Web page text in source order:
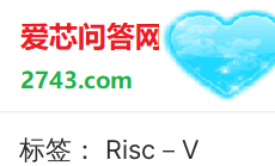
Skip
content
标签： Risc－V